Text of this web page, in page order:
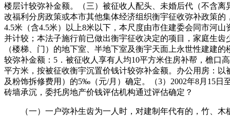
楼层计较弥补金额。（三）被征收人配头、未婚后代（不含离
改福利分房政策或本市其他集体经济组织衡宇征收弥补政策的
4.5米（含4.5米）以上8米以下，本尺度由市住建委会同市河
并计较；本法子施行前已做出衡宇征收决定的项目，家庭生齿
（楼梯、门）的地下室、半地下室及衡宇天面上永世性建建
较弥补金额：5．被征收人享有人均10平方米住房补帮，檐口
平方米，按被征收衡宇沉置价钱计较弥补金额。办公用房：以
及粉饰拆修费用）的5‰（元/月）确定。（3）2002年8月15日
砖墙承沉，委托房地产价钱评估机构通过评估确定？
（一）一户弥补生齿为一人时，对建制年代有的，竹、木